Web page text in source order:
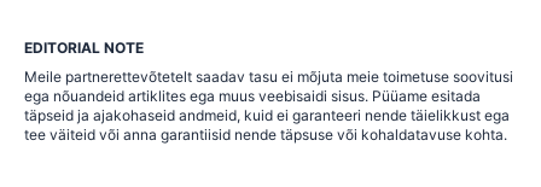
EDITORIAL NOTE
Meile partnerettevõtetelt saadav tasu ei mõjuta meie toimetuse soovitusi
ega nõuandeid artiklites ega muus veebisaidi sisus. Püüame esitada
täpseid ja ajakohaseid andmeid, kuid ei garanteeri nende täielikkust ega
tee väiteid või anna garantiisid nende täpsuse või kohaldatavuse kohta.